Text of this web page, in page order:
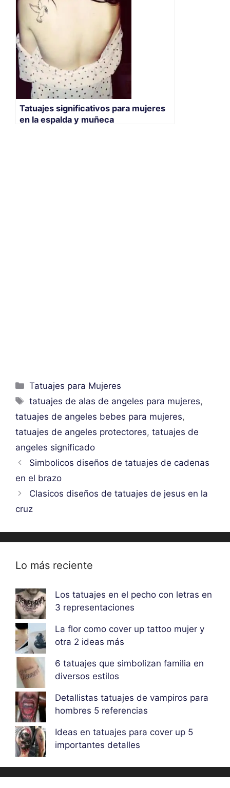
Tatuajes significativos para mujeres
en la espalda y muñeca
Categorías
Tatuajes para Mujeres
Etiquetas
tatuajes de alas de angeles para mujeres,
tatuajes de angeles bebes para mujeres,
tatuajes de angeles protectores, tatuajes de
angeles significado
Simbolicos diseños de tatuajes de cadenas
en el brazo
Clasicos diseños de tatuajes de jesus en la
cruz
Lo más reciente
Los tatuajes en el pecho con letras en
3 representaciones
La flor como cover up tattoo mujer y
otra 2 ideas más
6 tatuajes que simbolizan familia en
diversos estilos
Detallistas tatuajes de vampiros para
hombres 5 referencias
Ideas en tatuajes para cover up 5
importantes detalles